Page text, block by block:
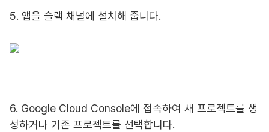
5. 앱을 슬랙 채널에 설치해 줍니다.
6. Google Cloud Console에 접속하여 새 프로젝트를 생
성하거나 기존 프로젝트를 선택합니다.